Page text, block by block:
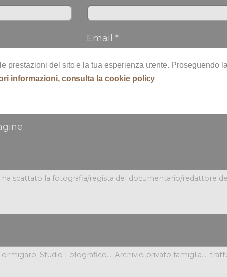
Email *
prestazioni del sito e la tua esperienza utente. Proseguendo
informazioni, consulta la cookie policy